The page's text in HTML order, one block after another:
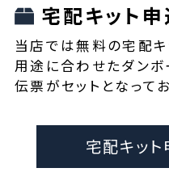
宅配キット
当店では無料の宅配キ
用途に合わせたダンボ
伝票がセットとなってお
宅配キッ